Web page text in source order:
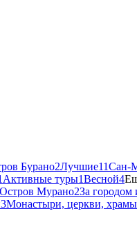
Бурано2Лучшие11Сан-
Активные туры1Весной4
Остров Мурано2За городом
3Монастыри, церкви, храмы